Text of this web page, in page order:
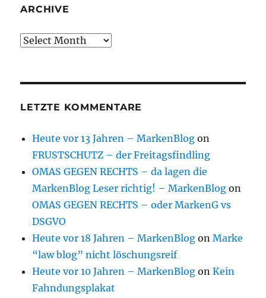
ARCHIVE
Archive
LETZTE KOMMENTARE
Heute vor 13 Jahren – MarkenBlog on
FRUSTSCHUTZ – der Freitagsfindling
OMAS GEGEN RECHTS – da lagen die
MarkenBlog Leser richtig! – MarkenBlog on
OMAS GEGEN RECHTS – oder MarkenG vs
DSGVO
Heute vor 18 Jahren – MarkenBlog onMarke
“law blog” nicht löschungsreif
Heute vor 10 Jahren – MarkenBlog onKein
Fahndungsplakat